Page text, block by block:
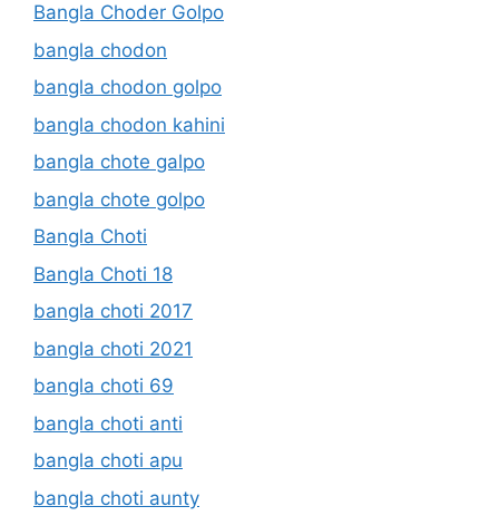
Bangla Choder Golpo
bangla chodon
bangla chodon golpo
bangla chodon kahini
bangla chote galpo
bangla chote golpo
Bangla Choti
Bangla Choti 18
bangla choti 2017
bangla choti 2021
bangla choti 69
bangla choti anti
bangla choti apu
bangla choti aunty